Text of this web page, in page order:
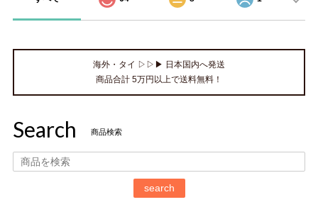
海外・タイ ▷▷▶ 日本国内へ発送
商品合計 5万円以上で送料無料！
Search 商品検索
search